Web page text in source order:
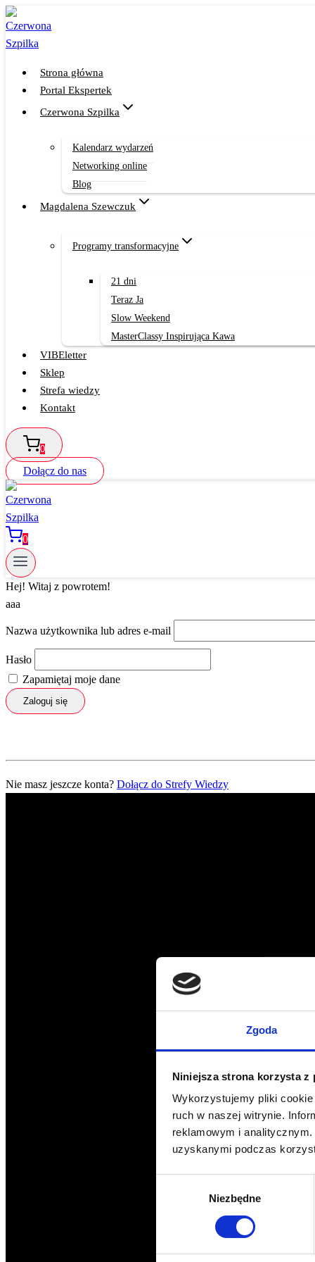
Zgoda
Niniejsza strona korzysta z
Wykorzystujemy pliki
ruch w naszej witrynie.
reklamowym i
uzyskanymi podczas
Niezbędne
Przejdź
do
treści
Strona główna
Portal Ekspertek
Czerwona Szpilka
Kalendarz wydarzeń
Networking online
Blog
Magdalena Szewczuk
Programy transformacyjne
21 dni
Teraz Ja
Slow Weekend
MasterClassy Inspirująca Kawa
VIBEletter
Sklep
Strefa wiedzy
Kontakt
0
Dołącz do nas
0
Hej! Witaj z powrotem!
aaa
Nazwa użytkownika lub adres e-mail
Hasło
Zapamiętaj moje dane
Zaloguj się
Nie masz jeszcze konta? Dołącz do Strefy Wiedzy